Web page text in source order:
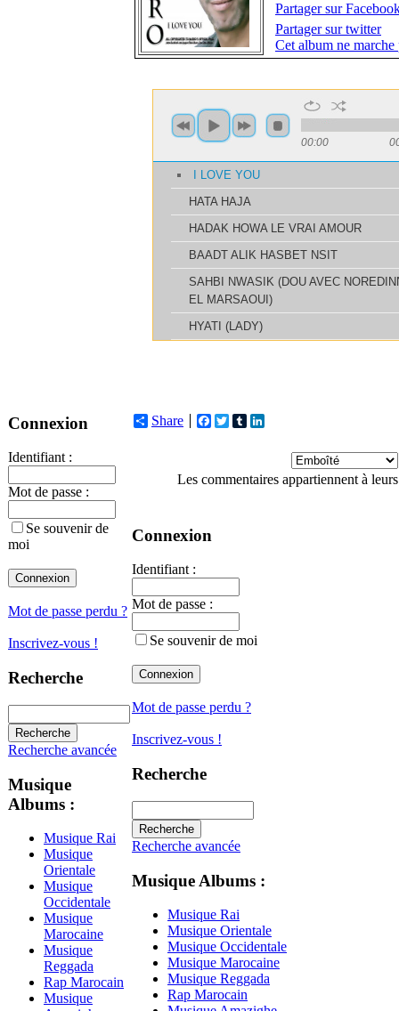
Connexion
Identifiant :
Mot de passe :
Se souvenir de
moi
Mot de passe perdu ?
Inscrivez-vous !
Recherche
Recherche avancée
Musique
Albums :
Musique Rai
Musique
Orientale
Musique
Occidentale
Musique
Marocaine
Musique
Reggada
Rap Marocain
Musique
Partager sur
Partager sur twitter
Cet album ne marche
Share Facebook
TwitterTumblr
Les commentaires appartiennent à
Connexion
Identifiant :
Mot de passe :
Se souvenir de moi
Mot de passe perdu ?
Inscrivez-vous !
Recherche
Recherche avancée
Musique Albums :
Musique Rai
Musique Orientale
Musique Occidentale
Musique Marocaine
Musique Reggada
Rap Marocain